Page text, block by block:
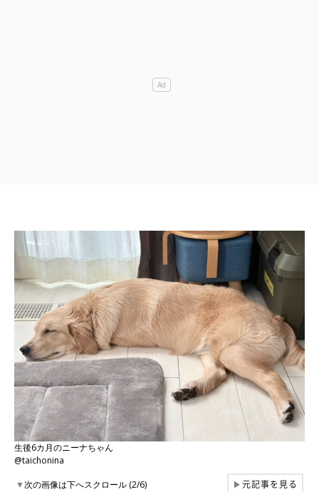
生後6カ月のニーナちゃん
@taichonina
▼次の画像は下へスクロール (2/6) ▶元記事を見る